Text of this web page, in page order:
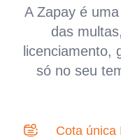
A Zapay é
das
licenciamento,
só no seu
Cota única